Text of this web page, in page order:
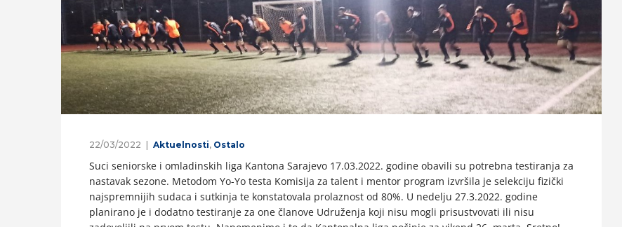
22/03/2022 Aktuelnosti, Ostalo
Suci seniorske i omladinskih liga Kantona Sarajevo 17.03.2022. godine obavili su potrebna testiranja za
nastavak sezone. Metodom Yo-Yo testa Komisija za talent i mentor program izvršila je selekciju fizički
najspremnijih sudaca i sutkinja te konstatovala prolaznost od 80%. U nedelju 27.3.2022. godine
planirano je i dodatno testiranje za one članove Udruženja koji nisu mogli prisustvovati ili nisu